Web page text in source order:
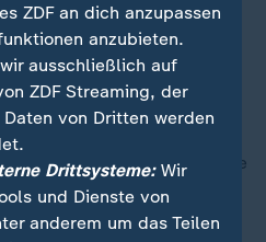
werden
bis mittelfristige
"am sinnvollsten,
Produkte wie ETCs zu
kaufen und verkaufen wie
sind sehr flexibel." Für
eignen sich die
ZDF an dich anzupassen
anzubieten.
ausschließlich auf
ZDF Streaming, der
von Dritten werden
Drittsysteme:Wir
und Dienste von
anderem um das Teilen